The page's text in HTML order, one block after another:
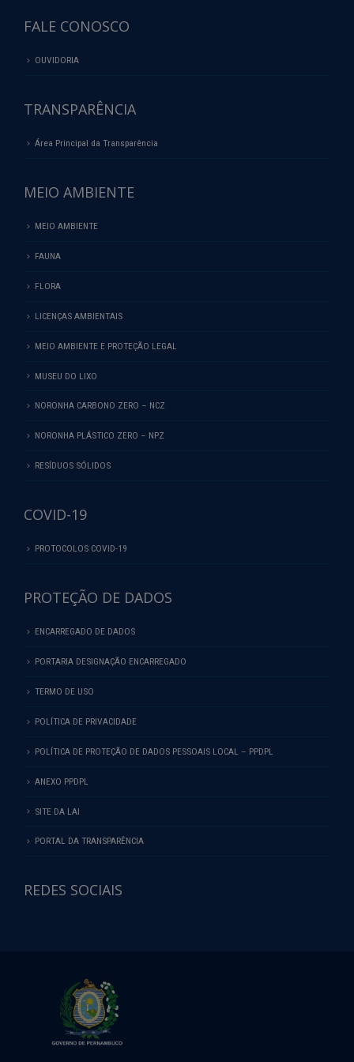
FALE CONOSCO
OUVIDORIA
TRANSPARÊNCIA
Área Principal da Transparência
MEIO AMBIENTE
MEIO AMBIENTE
FAUNA
FLORA
LICENÇAS AMBIENTAIS
MEIO AMBIENTE E PROTEÇÃO LEGAL
MUSEU DO LIXO
NORONHA CARBONO ZERO – NCZ
NORONHA PLÁSTICO ZERO – NPZ
RESÍDUOS SÓLIDOS
COVID-19
PROTOCOLOS COVID-19
PROTEÇÃO DE DADOS
ENCARREGADO DE DADOS
PORTARIA DESIGNAÇÃO ENCARREGADO
TERMO DE USO
POLÍTICA DE PRIVACIDADE
POLÍTICA DE PROTEÇÃO DE DADOS PESSOAIS LOCAL – PPDPL
ANEXO PPDPL
SITE DA LAI
PORTAL DA TRANSPARÊNCIA
REDES SOCIAIS